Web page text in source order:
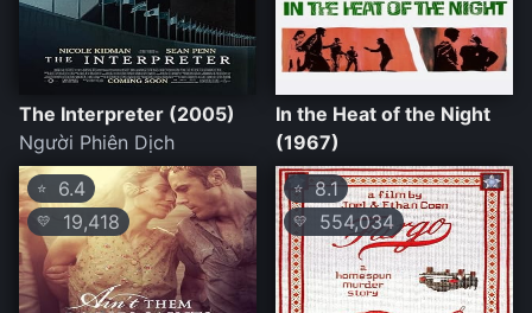
The Interpreter (2005)
Người Phiên Dịch
In the Heat of the Night
(1967)
⭐ 6.4
💛 19,418
⭐ 8.1
💛 554,034